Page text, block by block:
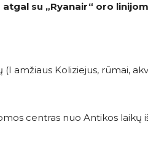
atgal su „Ryanair“ oro
amžiaus Koliziejus, rūmai,
centras nuo Antikos laikų